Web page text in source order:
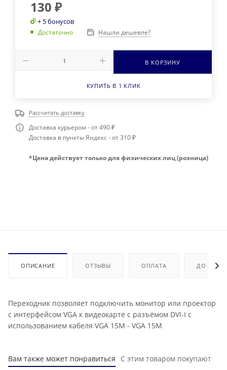
130 ₽
+ 5 бонусов
Достаточно Нашли дешевле?
В КОРЗИНУ
КУПИТЬ В 1 КЛИК
Рассчитать доставку
Доставка курьером - от 490 ₽
Доставка в пункты Яндекс - от 310 ₽
*Цена действует только для физических лиц (розница)
ОПИСАНИЕ ОТЗЫВЫ ОПЛАТА
Переходник позволяет подключить монитор или проектор
с интерфейсом VGA к видеокарте с разъёмом DVI-I с
использованием кабеля VGA 15M - VGA 15M
Вам также может понравиться С этим товаром покупают